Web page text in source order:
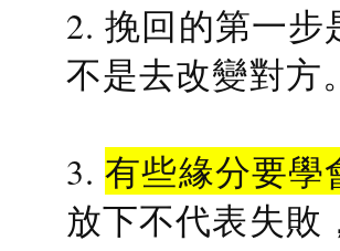
2. 挽回的第一步
不是去改變對方。
3.有些緣分要學
放下不代表失敗